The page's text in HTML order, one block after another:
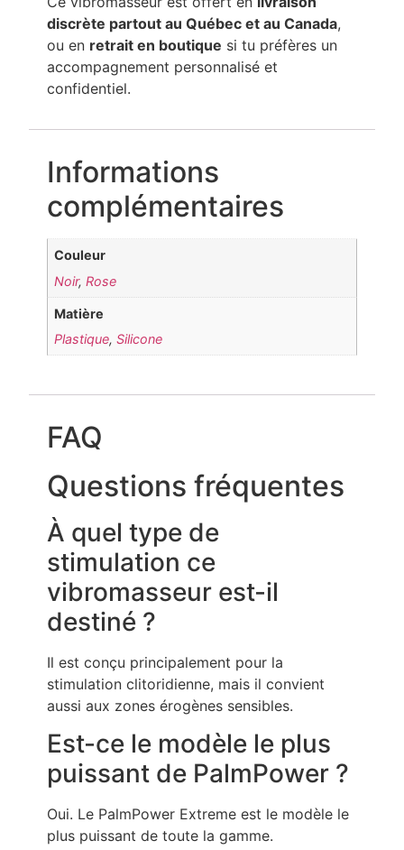
discrète partout au Québec et au Canada,
ou en retrait en boutique si tu préfères un
accompagnement personnalisé et
confidentiel.
Informations
complémentaires
Couleur
Noir,Rose
Matière
Plastique,Silicone
FAQ
Questions fréquentes
À quel type de
stimulation ce
vibromasseur est-il
destiné ?
Il est conçu principalement pour la
stimulation clitoridienne, mais il convient
aussi aux zones érogènes sensibles.
Est-ce le modèle le plus
puissant de PalmPower ?
Oui. Le PalmPower Extreme est le modèle le
plus puissant de toute la gamme.